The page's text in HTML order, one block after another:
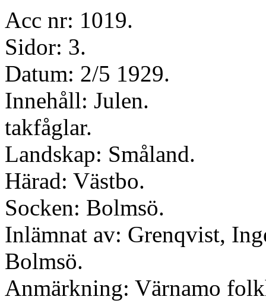
Acc nr: 1019.
Sidor: 3.
Datum: 2/5 1929.
Innehåll: Julen.
takfåglar.
Landskap: Småland.
Härad: Västbo.
Socken: Bolmsö.
Inlämnat av: Grenqvist,
Bolmsö.
Anmärkning: Värnamo